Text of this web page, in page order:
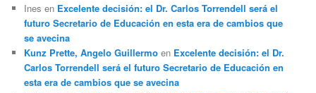
Ines en Excelente decisión: el Dr. Carlos Torrendell será el
futuro Secretario de Educación en esta era de cambios que
se avecina
Kunz Prette, Angelo Guillermo en Excelente decisión: el Dr.
Carlos Torrendell será el futuro Secretario de Educación en
esta era de cambios que se avecina